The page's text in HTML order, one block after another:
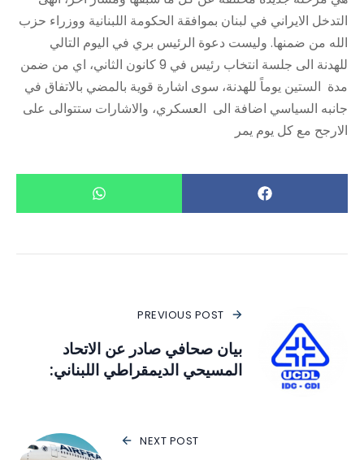
التدخل الايراني في لبنان بموافقة الحكومة اللبنانية ووزراء حزب
الله من ضمنها. وليست دعوة الرئيس بري في اليوم التالي
للهدنة الى جلسة انتخاب رئيس في 9 كانون الثاني، اي من ضمن
مدة الستين يوماً للهدنة، سوى اشارة قوية بالمضي بالاتفاق في
جانبه السياسي اضافة الى العسكري، والاشارات ستتوالى على
الارجح مع كل يوم يمر
PREVIOUS POST
بيان صحافي صادر عن الاتحاد
المسيحي الديمقراطي اللبناني:
NEXT POST